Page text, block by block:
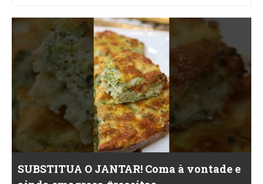
SUBSTITUA O JANTAR! Coma à vontade e